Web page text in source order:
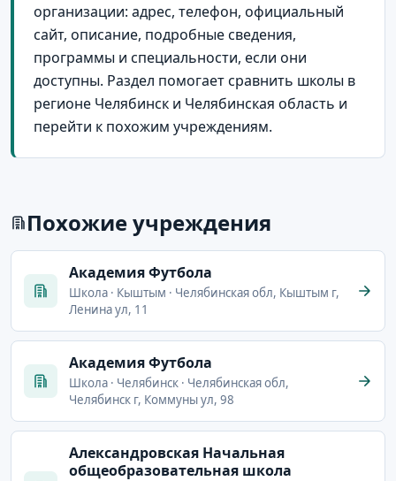
организации: адрес, телефон, официальный
сайт, описание, подробные сведения,
программы и специальности, если они
доступны. Раздел помогает сравнить школы в
регионе Челябинск и Челябинская область и
перейти к похожим учреждениям.
Похожие учреждения
Академия Футбола
Школа · Кыштым · Челябинская обл, Кыштым г,
Ленина ул, 11
Академия Футбола
Школа · Челябинск · Челябинская обл,
Челябинск г, Коммуны ул, 98
Александровская Начальная
общеобразовательная школа